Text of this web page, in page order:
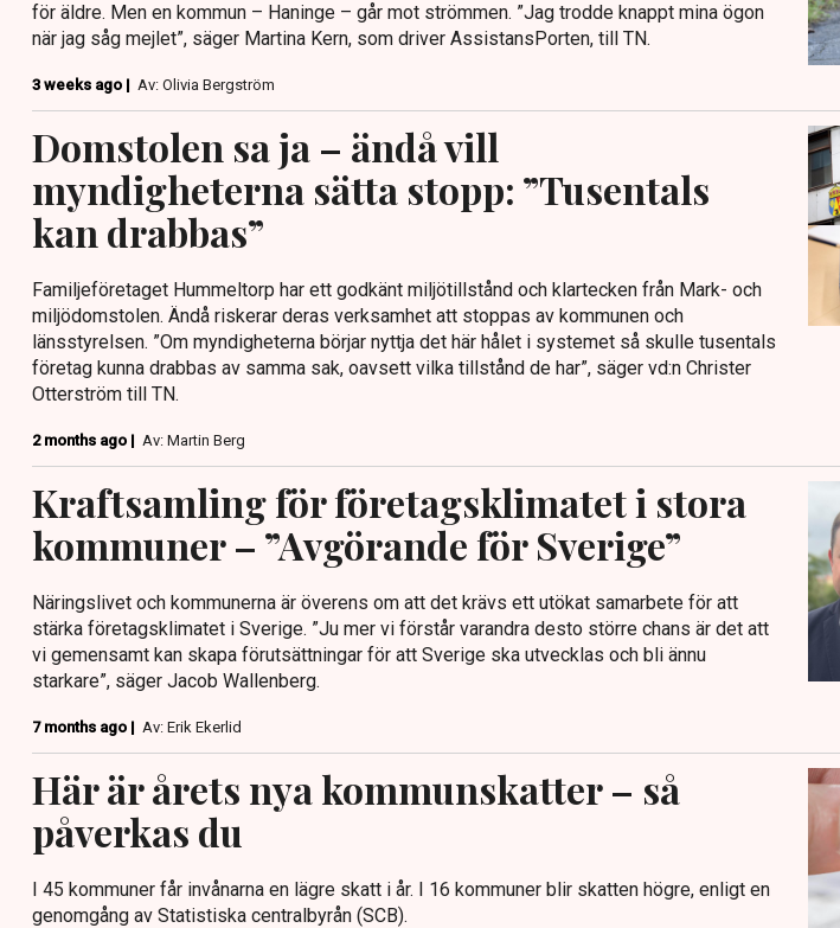
för äldre. Men en kommun – Haninge – går mot strömmen. ”Jag trodde knappt mina ögon
när jag såg mejlet”, säger Martina Kern, som driver AssistansPorten, till TN.
3 weeks ago | Av: Olivia Bergström
Domstolen sa ja – ändå vill
myndigheterna sätta stopp: ”Tusentals
kan drabbas”
Familjeföretaget Hummeltorp har ett godkänt miljötillstånd och klartecken från Mark- och
miljödomstolen. Ändå riskerar deras verksamhet att stoppas av kommunen och
länsstyrelsen. ”Om myndigheterna börjar nyttja det här hålet i systemet så skulle tusentals
företag kunna drabbas av samma sak, oavsett vilka tillstånd de har”, säger vd:n Christer
Otterström till TN.
2 months ago | Av: Martin Berg
Kraftsamling för företagsklimatet i stora
kommuner – ”Avgörande för Sverige”
Näringslivet och kommunerna är överens om att det krävs ett utökat samarbete för att
stärka företagsklimatet i Sverige. ”Ju mer vi förstår varandra desto större chans är det att
vi gemensamt kan skapa förutsättningar för att Sverige ska utvecklas och bli ännu
starkare”, säger Jacob Wallenberg.
7 months ago | Av: Erik Ekerlid
Här är årets nya kommunskatter – så
påverkas du
I 45 kommuner får invånarna en lägre skatt i år. I 16 kommuner blir skatten högre, enligt en
genomgång av Statistiska centralbyrån (SCB).